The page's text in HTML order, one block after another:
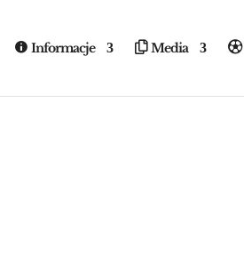
Informacje Media